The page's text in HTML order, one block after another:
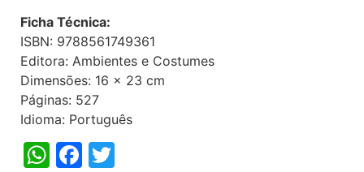
Ficha Técnica:
ISBN: 9788561749361
Editora: Ambientes e Costumes
Dimensões: 16 x 23 cm
Páginas: 527
Idioma: Português
WhatsApp
Facebook